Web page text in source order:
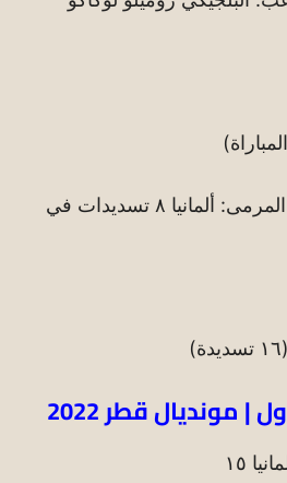
أكثر معدل تسديد على المرمى: ألمانيا ٨ تسديدات في
| مونديال قطر 2022
١٥